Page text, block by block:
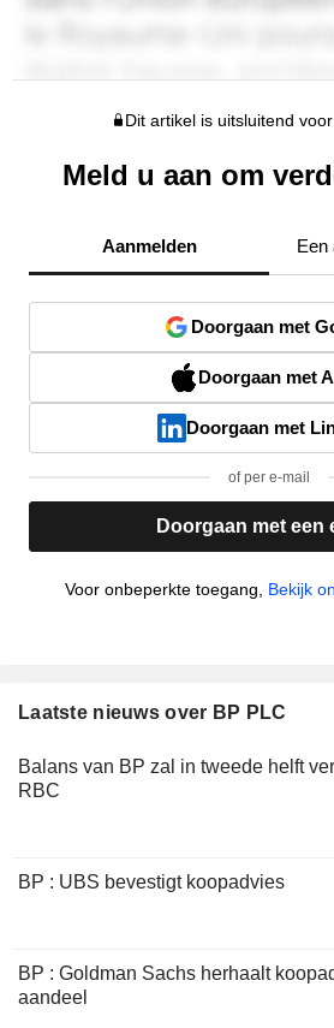
Dit artikel is uitsluitend
Meld u aan om
Aanmelden Een
Doorgaan met
Doorgaan met
Doorgaan met
of per e-mail
Doorgaan met een
Voor onbeperkte toegang, Bekijk
Laatste nieuws over BP PLC
Balans van BP zal in tweede helft
RBC
BP : UBS bevestigt koopadvies
BP : Goldman Sachs herhaalt
aandeel